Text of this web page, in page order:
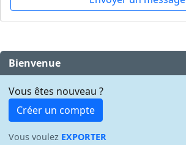
Bienvenue
Vous êtes nouveau ?
Créer un compte
Vous voulez EXPORTER